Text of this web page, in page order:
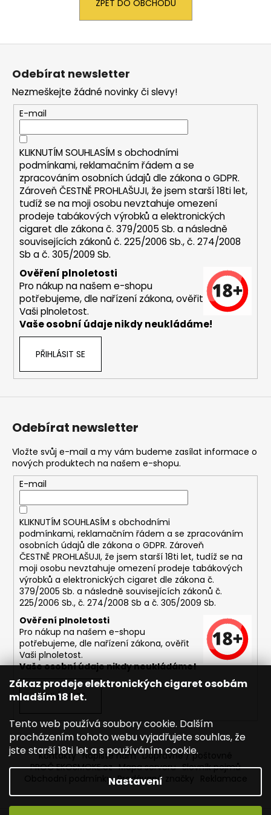
Zákaz prodeje elektronických cigaret osobám
mladším 18 let.
Tento web používá soubory cookie. Dalším
procházením tohoto webu vyjadřujete souhlas, že
jste starší 18ti let a s používáním cookie.
Nastavení
ZPĚT DO OBCHODU
í
?
D
p
o
u
u
m
DEKANG
SHIP
169
Původně:
195
Kč
Odebírat newsletter
Nezmeškejte žádné novinky či slevy!
E-mail
KLIKNUTÍM SOUHLASÍM s obchodními
podmínkami,reklamačním řádem a se
zpracováním osobních údajů dle zákona oGDPR.
Zároveň ČESTNĚ PROHLAŠUJI, že jsem starší 18ti let,
tudíž se na moji osobu nevztahuje omezení
prodeje tabákových výrobků a elektronických
cigaret dle zákona č. 379/2005 Sb. a následně
souvisejících zákonů č. 225/2006 Sb., č. 274/2008
Sb a č. 305/2009 Sb.
Ověření plnoletosti
Pro nákup na našem e-shopu
potřebujeme, dle nařízení zákona, ověřit
Vaši plnoletost.
Vaše osobní údaje nikdy neukládáme!
PŘIHLÁSIT SE
Odebírat newsletter
Vložte svůj e-mail a my vám budeme zasílat informace o
nových produktech na našem e-shopu.
E-mail
KLIKNUTÍM SOUHLASÍM s obchodními
podmínkami, reklamačním řádem a se zpracováním
osobních údajů dle zákona o GDPR. Zároveň
ČESTNĚ PROHLAŠUJI, že jsem starší 18ti let, tudíž se na
moji osobu nevztahuje omezení prodeje tabákových
výrobků a elektronických cigaret dle zákona č.
379/2005 Sb. a následně souvisejících zákonů č.
225/2006 Sb., č. 274/2008 Sb a č. 305/2009 Sb.
Ověření plnoletosti
Pro nákup na našem e-shopu
potřebujeme, dle nařízení zákona, ověřit
Vaši plnoletost.
Vaše osobní údaje nikdy neukládáme!
PŘIHLÁSIT SE
Kontakty Napište nám Dopravné / poštovné
PROČ EKOSMOKE.cz Mapa serveru Slovník pojmů
Obchodní podmínky Prodávané značky